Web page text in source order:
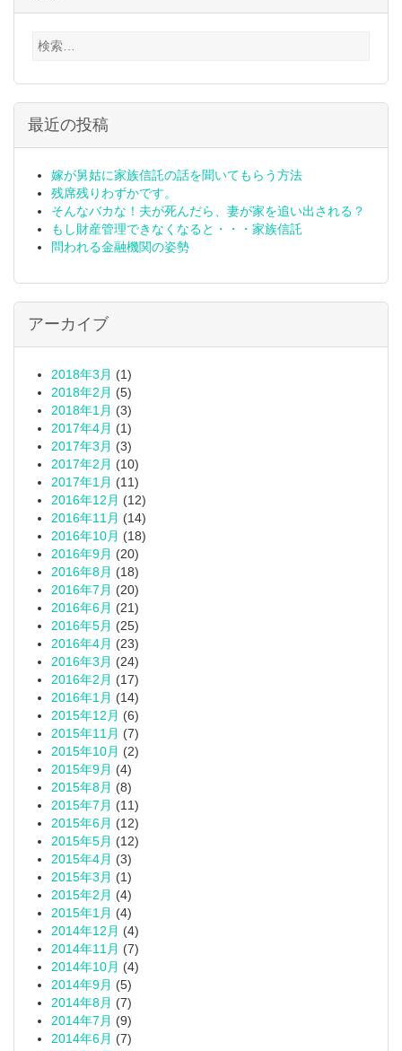
検
最近の投稿
嫁が舅姑に家族信託の話を聞いてもらう方法
残席残りわずかです。
そんなバカな！夫が死んだら、妻が家を追い出される？
もし財産管理できなくなると・・・家族信託
問われる金融機関の姿勢
アーカイブ
2018年3月 (1)
2018年2月 (5)
2018年1月 (3)
2017年4月 (1)
2017年3月 (3)
2017年2月 (10)
2017年1月 (11)
2016年12月 (12)
2016年11月 (14)
2016年10月 (18)
2016年9月 (20)
2016年8月 (18)
2016年7月 (20)
2016年6月 (21)
2016年5月 (25)
2016年4月 (23)
2016年3月 (24)
2016年2月 (17)
2016年1月 (14)
2015年12月 (6)
2015年11月 (7)
2015年10月 (2)
2015年9月 (4)
2015年8月 (8)
2015年7月 (11)
2015年6月 (12)
2015年5月 (12)
2015年4月 (3)
2015年3月 (1)
2015年2月 (4)
2015年1月 (4)
2014年12月 (4)
2014年11月 (7)
2014年10月 (4)
2014年9月 (5)
2014年8月 (7)
2014年7月 (9)
2014年6月 (7)